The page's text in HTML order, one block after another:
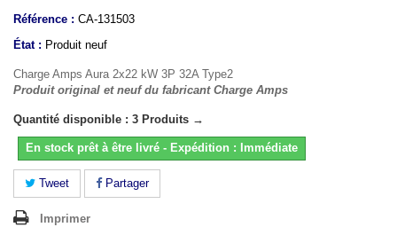
Référence : CA-131503
État : Produit neuf
Charge Amps Aura 2x22 kW 3P 32A Type2
Produit original et neuf du fabricant Charge Amps
Quantité disponible : 3 Produits →
En stock prêt à être livré - Expédition : Immédiate
Tweet Partager
Imprimer